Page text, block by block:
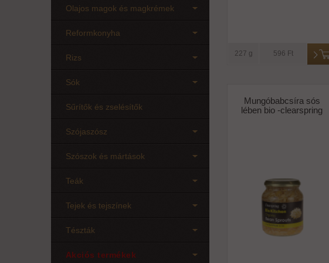
Olajos magok és magkrémek
Reformkonyha
Rizs
Sók
Sűrítők és zselésítők
Szójaszósz
Szószok és mártások
Teák
Tejek és tejszínek
Tészták
Akciós termékek
227 g 596 Ft
Mungóbabcsíra sós
lében bio -clearspring